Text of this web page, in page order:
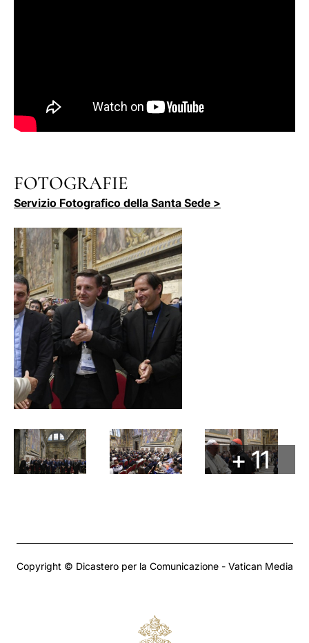
FOTOGRAFIE
Servizio Fotografico della Santa Sede >
+ 11
Copyright © Dicastero per la Comunicazione - Vatican Media